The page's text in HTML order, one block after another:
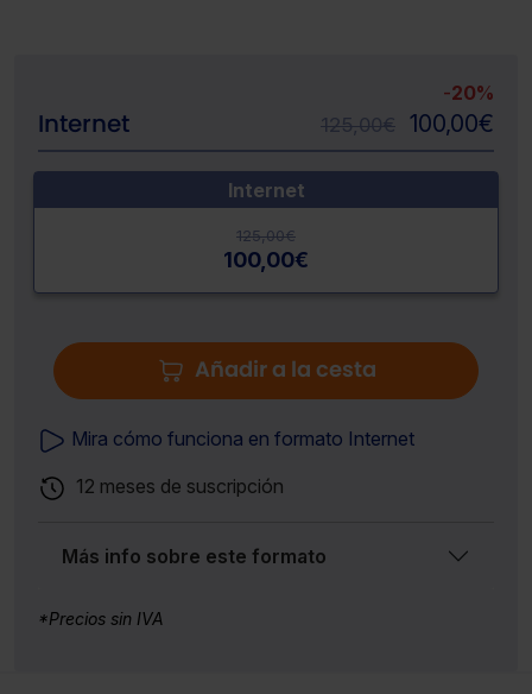
Internet
-20%
125,00€ 100,00€
Internet
125,00€
100,00€
Añadir a la cesta
Mira cómo funciona en formato Internet
12 meses de suscripción
Más info sobre este formato
*Precios sin IVA